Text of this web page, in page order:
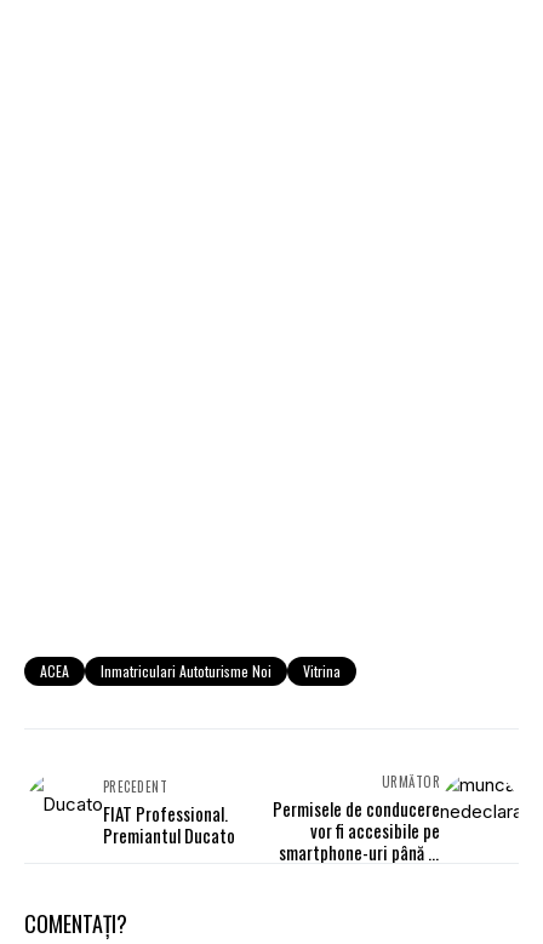
ACEA Inmatriculari Autoturisme Noi Vitrina
PRECEDENT
FIAT Professional.
Premiantul Ducato
URMĂTOR
Permisele de conducere
vor fi accesibile pe
smartphone-uri până la
COMENTAȚI?